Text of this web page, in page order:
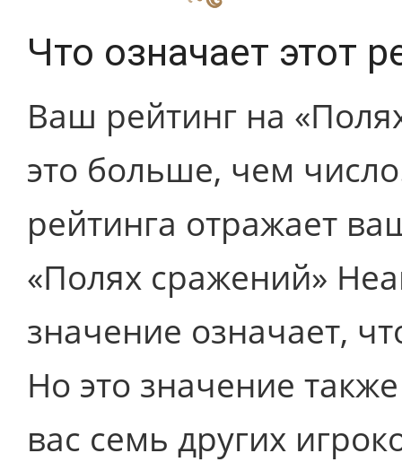
Что означает этот
Ваш рейтинг на
это больше, чем
рейтинга отражает
«Полях сражений»
значение означает,
Но это значение
вас семь других